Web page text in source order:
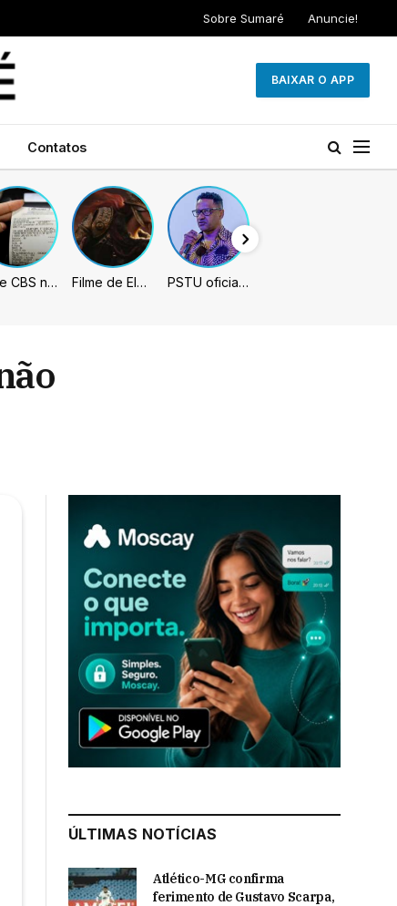
Sobre Sumaré Anuncie!
BAIXAR O APP
Contatos
IBS e CBS necessitarão constar nas notas fiscais com início desta 2ª. Entenda Filme de Elden Ring tem gravações concluídas, mas ainda fica longe do lançamento PSTU oficializa Hertz Dias como candidato à Presidência da República
ÚLTIMAS NOTÍCIAS
Atlético-MG confirma
ferimento de Gustavo Scarpa,